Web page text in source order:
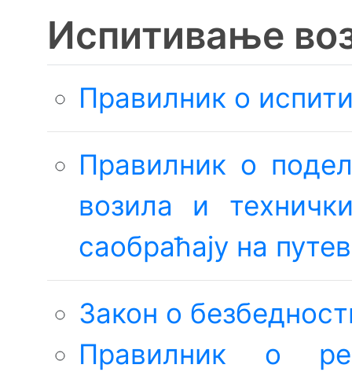
Испитивање
Правилник о
Правилник о
возила и
саобраћају на
Закон о
Правилник о